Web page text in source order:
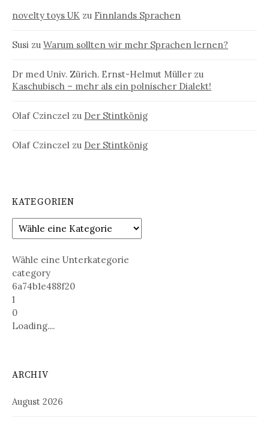
novelty toys UK zu Finnlands Sprachen
Susi zu Warum sollten wir mehr Sprachen lernen?
Dr med Univ. Zürich. Ernst-Helmut Müller zu
Kaschubisch – mehr als ein polnischer Dialekt!
Olaf Czinczel zu Der Stintkönig
Olaf Czinczel zu Der Stintkönig
KATEGORIEN
Wähle eine Unterkategorie
category
6a74b1e488f20
1
0
Loading....
ARCHIV
August 2026